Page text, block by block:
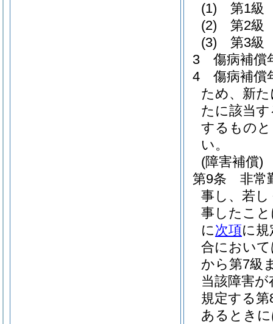
(1)
第1級
(2)
第2級
(3)
第3級
3
傷病補償
4
傷病補償
ため、新
たに該当
するもの
い。
(障害補償)
第9条
非常
事し、若
事したこ
に次項に
合におい
から第7級
当該障害
規定する
あるとき